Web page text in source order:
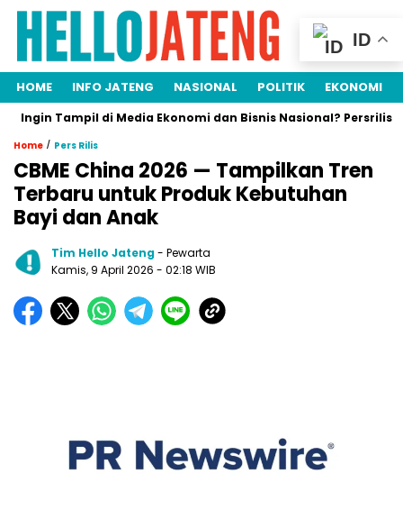
HOME INFO JATENG NASIONAL POLITIK EKONOMI
Tampil di Media Ekonomi dan Bisnis Nasional? Persrilis.com
Home / Pers Rilis
CBME China 2026 — Tampilkan Tren
Terbaru untuk Produk Kebutuhan
Bayi dan Anak
Tim Hello Jateng- Pewarta
Kamis, 9 April 2026 - 02:18 WIB
ID